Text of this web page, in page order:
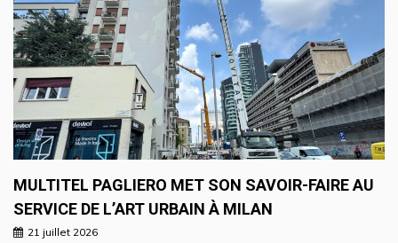
MULTITEL PAGLIERO MET SON SAVOIR-FAIRE AU
SERVICE DE L’ART URBAIN À MILAN
21 juillet 2026